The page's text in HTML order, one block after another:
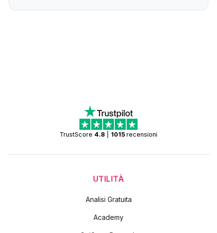
TrustScore 4.8 1015 recensioni
UTILITÀ
Analisi Gratuita
Academy